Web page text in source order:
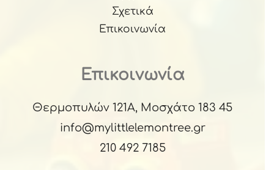
Σχετικά
Επικοινωνία
Επικοινωνία
Θερμοπυλών 121Α, Μοσχάτο 183 45
info@mylittlelemontree.gr
210 492 7185